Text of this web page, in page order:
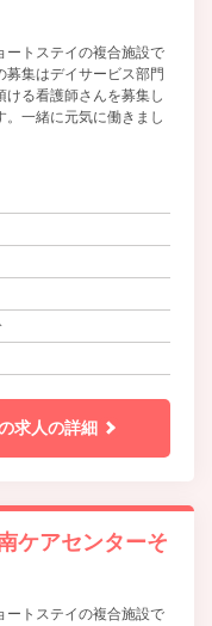
ートステイの複合施設で
募集はデイサービス部門
ける看護師さんを募集し
。一緒に元気に働きまし
求人の詳細
ケアセンターそ
ートステイの複合施設で